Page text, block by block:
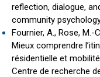
reflection, dialogue,
community
Fournier, A., Rose, M.-
Mieux comprendre
résidentielle et
Centre de recherche